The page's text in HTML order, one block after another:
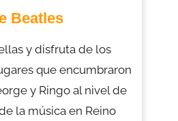
Beatles
y disfruta de los
que encumbraron
y Ringo al nivel de
la música en Reino